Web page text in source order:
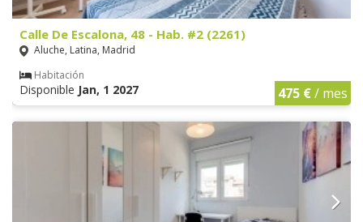
Calle De Escalona, 48 - Hab. #2 (2261)
Aluche, Latina, Madrid
Habitación
Disponible Jan, 1 2027 475 €/ mes